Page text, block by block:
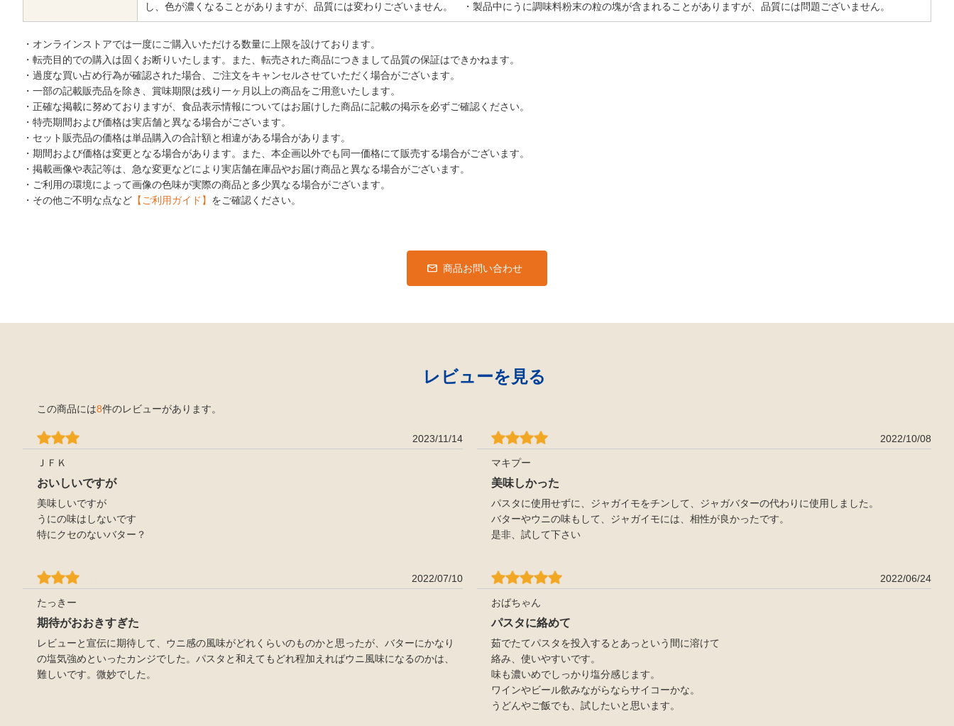
し、色が濃くなることがありますが、品質には変わりございません。 ・製品中にうに調味料粉末の粒の塊が含まれることがありますが、品質には問題ございません。
・オンラインストアでは一度にご購入いただける数量に上限を設けております。
・転売目的での購入は固くお断りいたします。また、転売された商品につきまして品質の保証はできかねます。
・過度な買い占め行為が確認された場合、ご注文をキャンセルさせていただく場合がございます。
・一部の記載販売品を除き、賞味期限は残り一ヶ月以上の商品をご用意いたします。
・正確な掲載に努めておりますが、食品表示情報についてはお届けした商品に記載の掲示を必ずご確認ください。
・特売期間および価格は実店舗と異なる場合がございます。
・セット販売品の価格は単品購入の合計額と相違がある場合があります。
・期間および価格は変更となる場合があります。また、本企画以外でも同一価格にて販売する場合がございます。
・掲載画像や表記等は、急な変更などにより実店舗在庫品やお届け商品と異なる場合がございます。
・ご利用の環境によって画像の色味が実際の商品と多少異なる場合がございます。
・その他ご不明な点など 【ご利用ガイド】 をご確認ください。
商品お問い合わせ
レビューを見る
この商品には8件のレビューがあります。
2023/11/14
ＪＦＫ
おいしいですが
美味しいですが
うにの味はしないです
特にクセのないバター？
2022/10/08
マキプー
美味しかった
パスタに使用せずに、ジャガイモをチンして、ジャガバターの代わりに使用しました。
バターやウニの味もして、ジャガイモには、相性が良かったです。
是非、試して下さい
2022/07/10
たっきー
期待がおおきすぎた
レビューと宣伝に期待して、ウニ感の風味がどれくらいのものかと思ったが、バターにかなり
の塩気強めといったカンジでした。パスタと和えてもどれ程加えればウニ風味になるのかは、
難しいです。微妙でした。
2022/06/24
おばちゃん
パスタに絡めて
茹でたてパスタを投入するとあっという間に溶けて
絡み、使いやすいです。
味も濃いめでしっかり塩分感じます。
ワインやビール飲みながらならサイコーかな。
うどんやご飯でも、試したいと思います。